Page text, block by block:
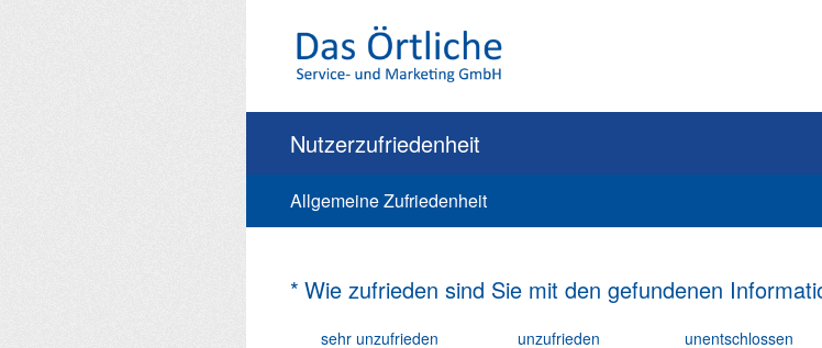
Nutzerzufriedenheit
Allgemeine Zufriedenheit
* Wie zufrieden sind Sie mit den gefundenen
(Erforderlich.)
sehr unzufrieden unzufrieden unentschlossen